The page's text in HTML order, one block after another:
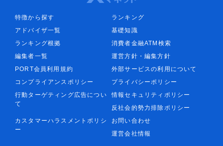
特徴から探す
ランキング
アドバイザ一覧
基礎知識
ランキング根拠
消費者金融ATM検索
編集者一覧
運営方針・編集方針
PORT会員利用規約
外部サービスの利用について
コンプライアンスポリシー
プライバシーポリシー
行動ターゲティング広告につい
て
情報セキュリティポリシー
反社会的勢力排除ポリシー
カスタマーハラスメントポリシ
ー
お問い合わせ
運営会社情報